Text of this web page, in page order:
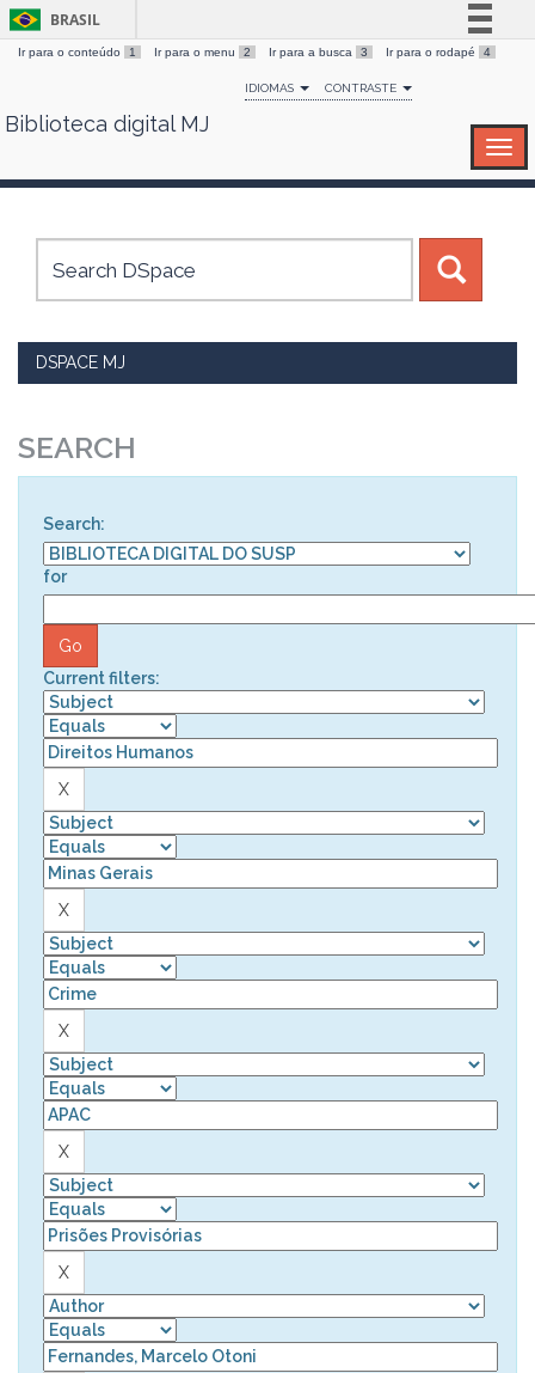
Skip
BRASIL
Simplifique!
Comunica BR
Canais
Ir para o conteúdo 1 Ir para o menu 2 Ir para a busca 3 Ir para o rodapé 4
IDIOMAS CONTRASTE
Biblioteca digital MJ
DSPACE MJ
SEARCH
Search:
for
Current filters: